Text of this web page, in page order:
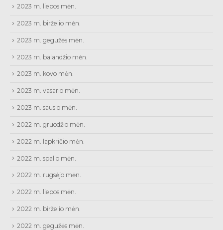
2023 m. liepos mėn.
2023 m. birželio mėn.
2023 m. gegužės mėn.
2023 m. balandžio mėn.
2023 m. kovo mėn.
2023 m. vasario mėn.
2023 m. sausio mėn.
2022 m. gruodžio mėn.
2022 m. lapkričio mėn.
2022 m. spalio mėn.
2022 m. rugsėjo mėn.
2022 m. liepos mėn.
2022 m. birželio mėn.
2022 m. gegužės mėn.